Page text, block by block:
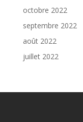
octobre 2022
septembre 2022
août 2022
juillet 2022